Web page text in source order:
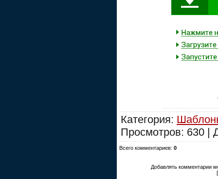
Категория:
Просмотров: 630 |
Всего комментариев: 0
Добавлять комментарии